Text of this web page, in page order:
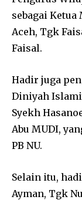
sebagai
Aceh, Tgk
Faisal.
Hadir juga
Diniyah
Syekh
Abu MUDI,
PB NU.
Selain itu,
Ayman, Tgk